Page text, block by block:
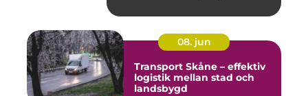
08. jun
Transport Skåne – effektiv
logistik mellan stad och
landsbygd